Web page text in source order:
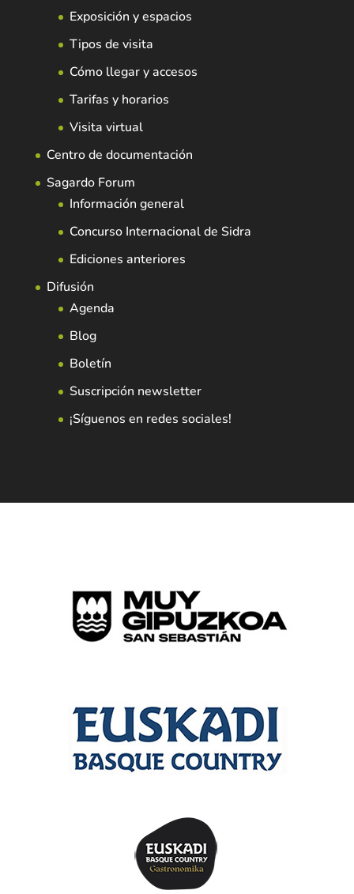
Exposición y espacios
Tipos de visita
Cómo llegar y accesos
Tarifas y horarios
Visita virtual
Centro de documentación
Sagardo Forum
Información general
Concurso Internacional de Sidra
Ediciones anteriores
Difusión
Agenda
Blog
Boletín
Suscripción newsletter
¡Síguenos en redes sociales!